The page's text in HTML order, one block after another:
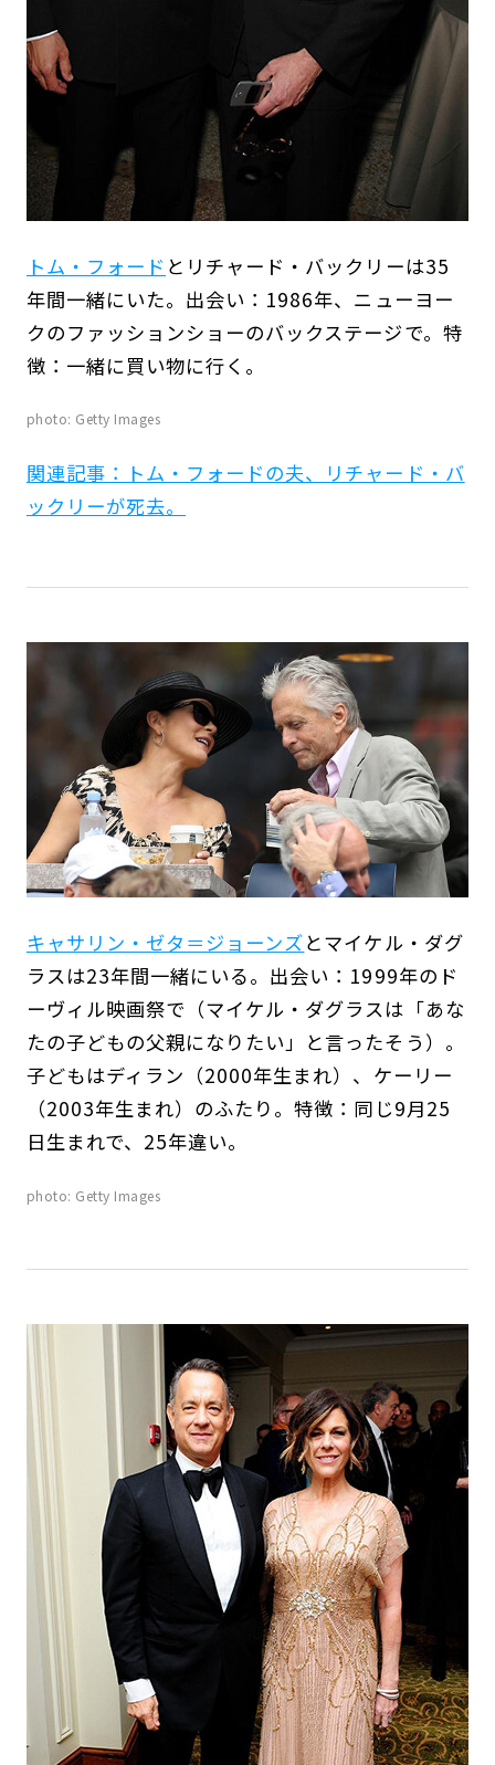
トム・フォード とリチャード・バックリーは35
年間一緒にいた。出会い：1986年、ニューヨー
クのファッションショーのバックステージで。特
徴：一緒に買い物に行く。
photo: Getty Images
関連記事：トム・フォードの夫、リチャード・バ
ックリーが死去。
キャサリン・ゼタ＝ジョーンズとマイケル・ダグ
ラスは23年間一緒にいる。出会い：1999年のド
ーヴィル映画祭で（マイケル・ダグラスは「あな
たの子どもの父親になりたい」と言ったそう）。
子どもはディラン（2000年生まれ）、ケーリー
（2003年生まれ）のふたり。特徴：同じ9月25
日生まれで、25年違い。
photo: Getty Images